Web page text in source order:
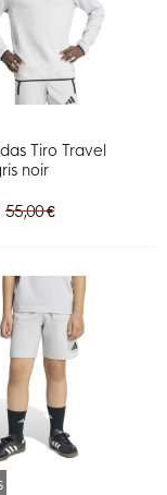
Tiro Travel
noir
55,00 €